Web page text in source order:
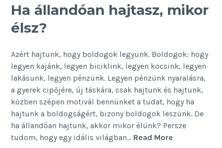
boldogságot
Ha állandóan hajtasz, mikor
élsz?
Azért hajtunk, hogy boldogok legyünk. Boldogok: hogy
legyen kajánk, legyen biciklink, legyen kocsink, legyen
lakásunk, legyen pénzünk. Legyen pénzünk nyaralásra,
a gyerek cipőjére, új táskára, csak hajtunk és hajtunk,
közben szépen motivál bennünket a tudat, hogy ha
hajtunk a boldogságért, bizony boldogok leszünk. De
ha állandóan hajtunk, akkor mikor élünk? Persze
tudom, hogy egy idális világban… Read More